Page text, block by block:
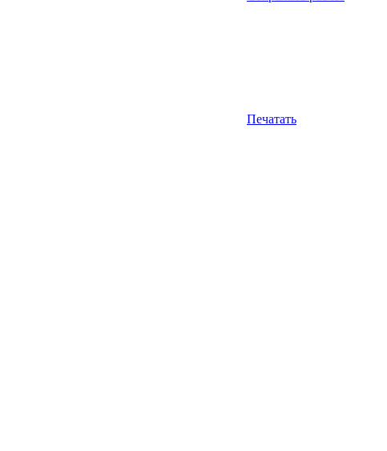
Печатать